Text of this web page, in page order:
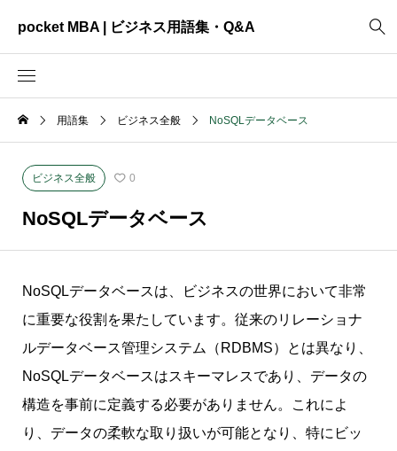
pocket MBA | ビジネス用語集・Q&A
ビジネス全般
資料作成
用語集 ビジネス全般 NoSQLデータベース
ビジネス全般 0
NoSQLデータベース
NoSQLデータベースは、ビジネスの世界において非常
に重要な役割を果たしています。従来のリレーショナ
ルデータベース管理システム（RDBMS）とは異なり、
NoSQLデータベースはスキーマレスであり、データの
構造を事前に定義する必要がありません。これによ
り、データの柔軟な取り扱いが可能となり、特にビッ